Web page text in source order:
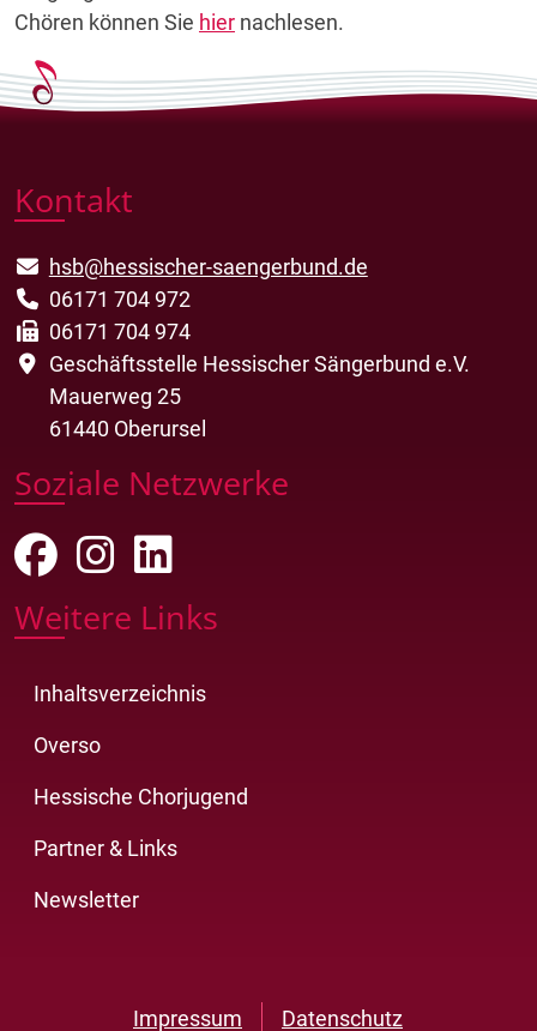
Chören können Sie hier nachlesen.
Kontakt
hsb@hessischer-saengerbund.de
06171 704 972
06171 704 974
Geschäftsstelle Hessischer Sängerbund e.V.
Mauerweg 25
61440 Oberursel
Soziale Netzwerke
Weitere Links
Inhaltsverzeichnis
Overso
Hessische Chorjugend
Partner & Links
Newsletter
Impressum Datenschutz